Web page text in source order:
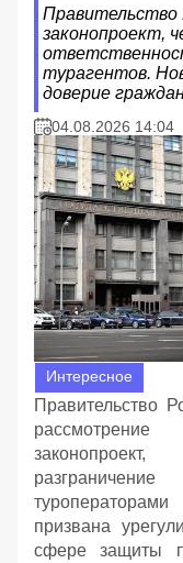
Правительство
законопроект,
турагентов.
доверие
04.08.2026 14:04
Интересное
Правительство
призвана
сфере защиты